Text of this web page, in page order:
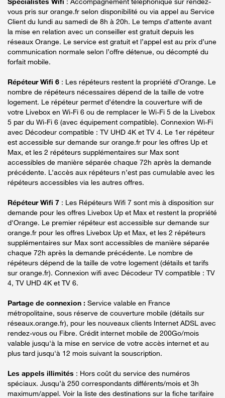
vous pris sur orange.fr selon disponibilité ou via appel au Service
Client du lundi au samedi de 8h à 20h. Le temps d’attente avant
la mise en relation avec un conseiller est gratuit depuis les
réseaux Orange. Le service est gratuit et l’appel est au prix d’une
communication normale selon l’offre détenue, ou décompté du
forfait mobile.
Répéteur Wifi 6 : Les répéteurs restent la propriété d’Orange. Le
nombre de répéteurs nécessaires dépend de la taille de votre
logement. Le répéteur permet d’étendre la couverture wifi de
votre Livebox en Wi-Fi 6 ou de remplacer le Wi-Fi 5 de la Livebox
5 par du Wi-Fi 6 (avec équipement compatible). Connexion Wi-Fi
avec Décodeur compatible : TV UHD 4K et TV 4. Le 1er répéteur
est accessible sur demande sur orange.fr pour les offres Up et
Max, et les 2 répéteurs supplémentaires sur Max sont
accessibles de manière séparée chaque 72h après la demande
précédente. L’accès aux répéteurs n’est pas cumulable avec les
répéteurs accessibles via les autres offres.
Répéteur Wifi 7 : Les Répéteurs Wifi 7 sont mis à disposition sur
demande pour les offres Livebox Up et Max et restent la propriété
d'Orange. Le premier répéteur est accessible sur demande sur
orange.fr pour les offres Livebox Up et Max, et les 2 répéteurs
supplémentaires sur Max sont accessibles de manière séparée
chaque 72h après la demande précédente. Le nombre de
répéteurs dépend de la taille de votre logement (détails et tarifs
sur orange.fr). Connexion wifi avec Décodeur TV compatible : TV
4, TV UHD 4K et TV 6.
Partage de connexion : Service valable en France
métropolitaine, sous réserve de couverture mobile (détails sur
réseaux.orange.fr), pour les nouveaux clients Internet ADSL avec
rendez-vous ou Fibre. Crédit internet mobile de 200Go/mois
valable jusqu'à la mise en service de votre accès internet et au
plus tard jusqu'à 12 mois suivant la souscription.
Les appels illimités : Hors coût du service des numéros
spéciaux. Jusqu’à 250 correspondants différents/mois et 3h
maximum/appel. Voir la liste des destinations sur la fiche tarifaire